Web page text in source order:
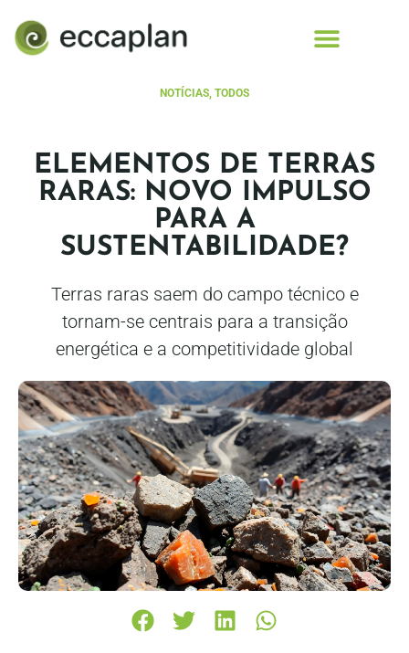
NOTÍCIAS, TODOS
ELEMENTOS DE TERRAS
RARAS: NOVO IMPULSO
PARA A
SUSTENTABILIDADE?
Terras raras saem do campo técnico e
tornam-se centrais para a transição
energética e a competitividade global